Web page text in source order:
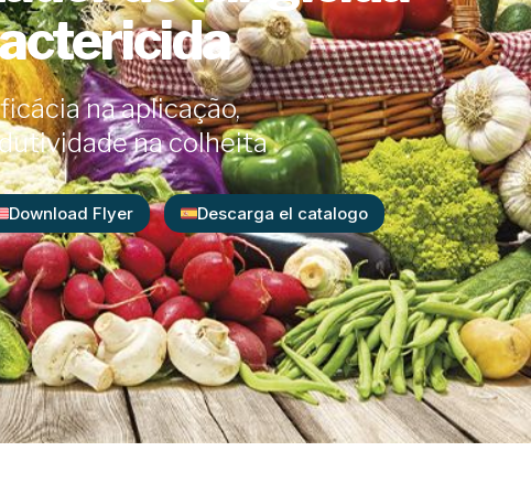
na aplicação,
na colheita
Download Flyer Descarga el catalogo